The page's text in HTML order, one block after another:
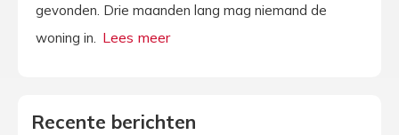
gevonden. Drie maanden lang mag niemand de
woning in.
Recente berichten